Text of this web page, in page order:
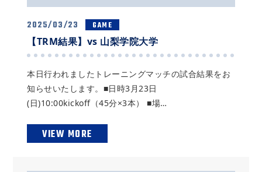
2025/03/23 GAME
【TRM結果】vs 山梨学院大学
本日行われましたトレーニングマッチの試合結果をお
知らせいたします。■日時3月23日
(日)10:00kickoff（45分×3本） ■場…
VIEW MORE